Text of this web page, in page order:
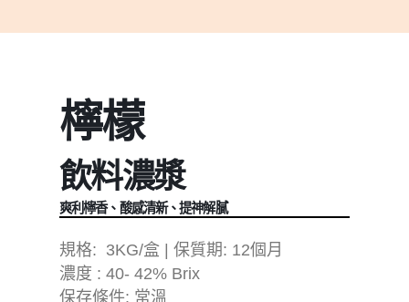
檸檬
飲料濃漿
爽利檸香、酸感清新、提神解膩
規格: 3KG/盒 | 保質期: 12個月
濃度 : 40- 42% Brix
保存條件: 常溫